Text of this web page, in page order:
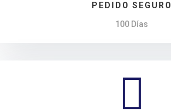
PEDIDO SEGURO
100 Días
